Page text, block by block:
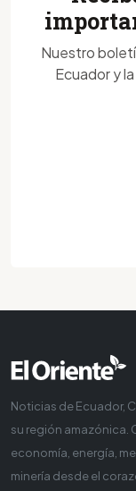
Nuestro
Ecuador y
Noticias de Ecuador,
su región amazónica.
economía, energía,
minería desde el